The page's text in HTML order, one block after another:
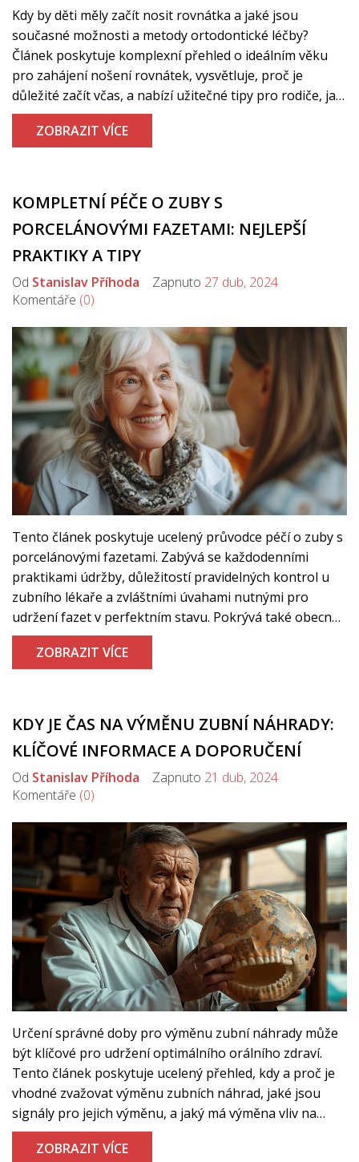
Kdy by děti měly začít nosit rovnátka a jaké jsou
současné možnosti a metody ortodontické léčby?
Článek poskytuje komplexní přehled o ideálním věku
pro zahájení nošení rovnátek, vysvětluje, proč je
důležité začít včas, a nabízí užitečné tipy pro rodiče, jak
připravit své děti na možný ortodontický zákrok.
Obsahuje také informace o nových trendech a
ZOBRAZIT VÍCE
KOMPLETNÍ PÉČE O ZUBY S
PORCELÁNOVÝMI FAZETAMI: NEJLEPŠÍ
PRAKTIKY A TIPY
Od Stanislav Příhoda Zapnuto 27 dub, 2024
Komentáře (0)
Tento článek poskytuje ucelený průvodce péčí o zuby s
porcelánovými fazetami. Zabývá se každodenními
praktikami údržby, důležitostí pravidelných kontrol u
zubního lékaře a zvláštními úvahami nutnými pro
udržení fazet v perfektním stavu. Pokrývá také obecné
mýty a časté dotazy týkající se fazetových zubů.
ZOBRAZIT VÍCE
KDY JE ČAS NA VÝMĚNU ZUBNÍ NÁHRADY:
KLÍČOVÉ INFORMACE A DOPORUČENÍ
Od Stanislav Příhoda Zapnuto 21 dub, 2024
Komentáře (0)
Určení správné doby pro výměnu zubní náhrady může
být klíčové pro udržení optimálního orálního zdraví.
Tento článek poskytuje ucelený přehled, kdy a proč je
vhodné zvažovat výměnu zubních náhrad, jaké jsou
signály pro jejich výměnu, a jaký má výměna vliv na
celkové zdraví ústní dutiny. Dále vám nabízí praktické
rady, jak se o zubní náhrady správně starat, aby
ZOBRAZIT VÍCE